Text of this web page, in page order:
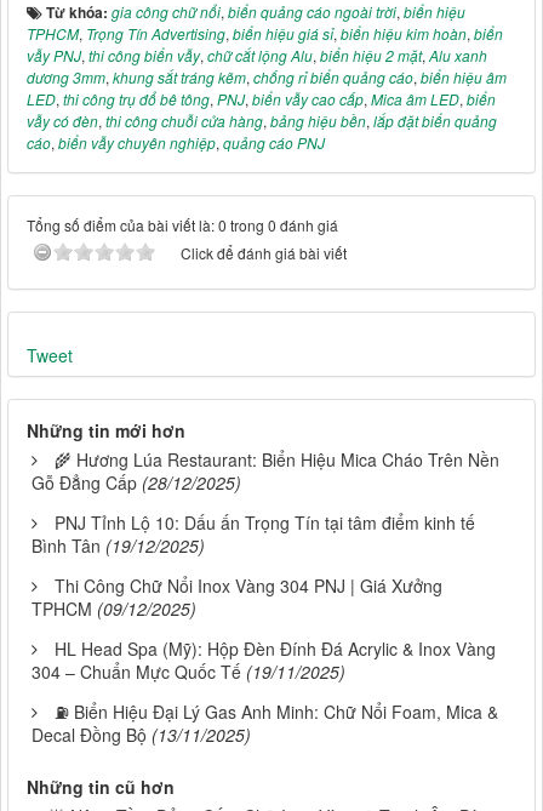
Từ khóa: gia công chữ nổi, biển quảng cáo ngoài trời, biển hiệu
TPHCM, Trọng Tín Advertising, biển hiệu giá sỉ, biển hiệu kim hoàn, biển
vẫy PNJ, thi công biển vẫy, chữ cắt lộng Alu, biển hiệu 2 mặt, Alu xanh
dương 3mm, khung sắt tráng kẽm, chống rỉ biển quảng cáo, biển hiệu âm
LED, thi công trụ đổ bê tông, PNJ, biển vẫy cao cấp, Mica âm LED, biển
vẫy có đèn, thi công chuỗi cửa hàng, bảng hiệu bền, lắp đặt biển quảng
cáo, biển vẫy chuyên nghiệp, quảng cáo PNJ
Tổng số điểm của bài viết là: 0 trong 0 đánh giá
Click để đánh giá bài viết
Tweet
Những tin mới hơn
🌾 Hương Lúa Restaurant: Biển Hiệu Mica Cháo Trên Nền
Gỗ Đẳng Cấp (28/12/2025)
PNJ Tỉnh Lộ 10: Dấu ấn Trọng Tín tại tâm điểm kinh tế
Bình Tân (19/12/2025)
Thi Công Chữ Nổi Inox Vàng 304 PNJ | Giá Xưởng
TPHCM (09/12/2025)
HL Head Spa (Mỹ): Hộp Đèn Đính Đá Acrylic & Inox Vàng
304 – Chuẩn Mực Quốc Tế (19/11/2025)
⛽ Biển Hiệu Đại Lý Gas Anh Minh: Chữ Nổi Foam, Mica &
Decal Đồng Bộ (13/11/2025)
Những tin cũ hơn